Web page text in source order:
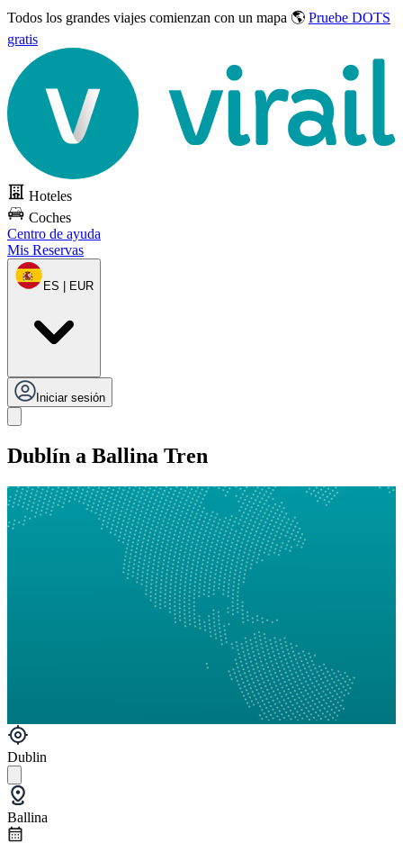
Todos los grandes viajes comienzan con un mapa 🌎 Pruebe DOTS
gratis
Hoteles
Coches
Centro de ayuda
Mis Reservas
ES | EUR
Iniciar sesión
Dublín a Ballina Tren
Dublin
Ballina